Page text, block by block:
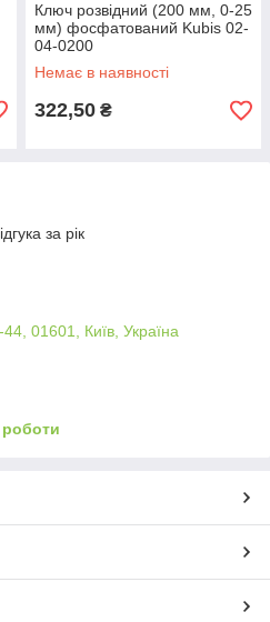
Ключ розвідний (200 мм, 0-25
мм) фосфатований Kubis 02-
04-0200
Немає в наявності
322,50 ₴
за рік
01601, Київ, Україна
роботи